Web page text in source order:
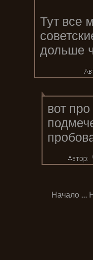
Тут все
дольше
вот
Начало...